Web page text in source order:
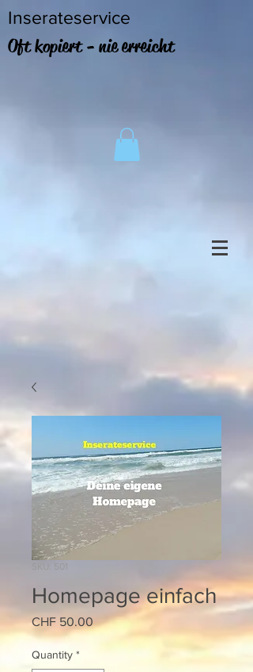
Inserateservice
Oft kopiert - nie erreicht
SKU: 501
Homepage einfach
CHF 50.00 Price
Quantity *